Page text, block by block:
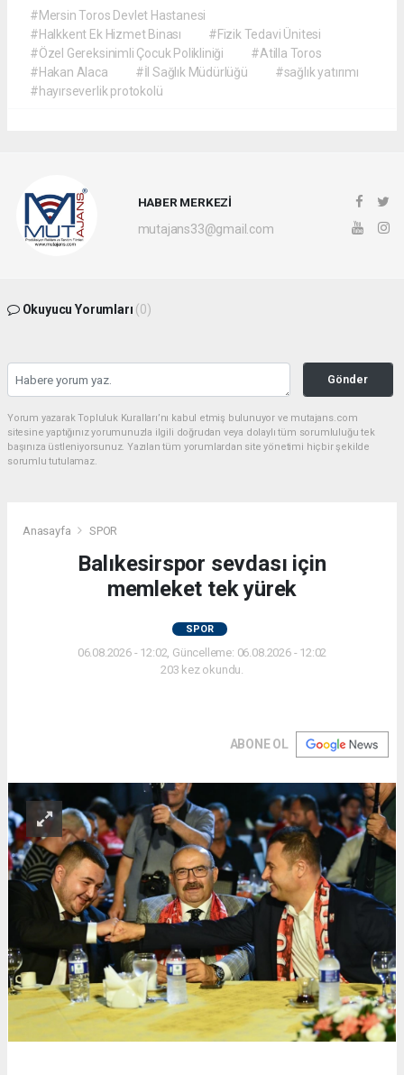
#Mersin Toros Devlet Hastanesi
#Halkkent Ek Hizmet Binası
#Fizik Tedavi Ünitesi
#Özel Gereksinimli Çocuk Polikliniği
#Atilla Toros
#Hakan Alaca
#İl Sağlık Müdürlüğü
#sağlık yatırımı
#hayırseverlik protokolü
HABER MERKEZİ
mutajans33@gmail.com
Okuyucu Yorumları (0)
Gönder
Yorum yazarak Topluluk Kuralları’nı kabul etmiş bulunuyor ve mutajans.com
sitesine yaptığınız yorumunuzla ilgili doğrudan veya dolaylı tüm sorumluluğu tek
başınıza üstleniyorsunuz. Yazılan tüm yorumlardan site yönetimi hiçbir şekilde
sorumlu tutulamaz.
Anasayfa SPOR
Balıkesirspor sevdası için
memleket tek yürek
SPOR
06.08.2026 - 12:02, Güncelleme: 06.08.2026 - 12:02
203 kez okundu.
ABONE OL